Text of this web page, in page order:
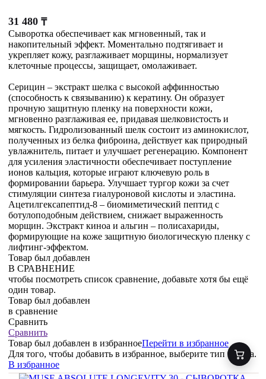
31 480 ₸
Сыворотка обеспечивает как мгновенный, так и
накопительный эффект. Моментально подтягивает и
укрепляет кожу, разглаживает морщины, нормализует
клеточные процессы, защищает, омолаживает.
Серицин – экстракт шелка с высокой аффинностью
(способность к связыванию) к кератину. Он образует
прочную защитную пленку на поверхности кожи,
мгновенно разглаживая ее, придавая шелковистость и
мягкость. Гидролизованный шелк состоит из аминокислот,
полученных из белка фиброина, действует как природный
увлажнитель, питает и улучшает регенерацию. Компонент
для усиления эластичности обеспечивает поступление
ионов кальция, которые играют ключевую роль в
формировании барьера. Улучшает тургор кожи за счет
стимуляции синтеза гиалуроновой кислоты и эластина.
Ацетилгексапептид-8 – биомиметический пептид с
ботулоподобным действием, снижает выраженность
морщин. Экстракт киноа и альгин – полисахариды,
формирующие на коже защитную биологическую пленку с
лифтинг-эффектом.
Товар был добавлен
В СРАВНЕНИЕ
чтобы посмотреть список сравнение, добавьте хотя бы ещё
один товар.
Товар был добавлен
в сравнение
Сравнить
Сравнить
Товар был добавлен в избранноеПерейти в избранное
Для того, чтобы добавить в избранное, выберите тип товара.
В избранное